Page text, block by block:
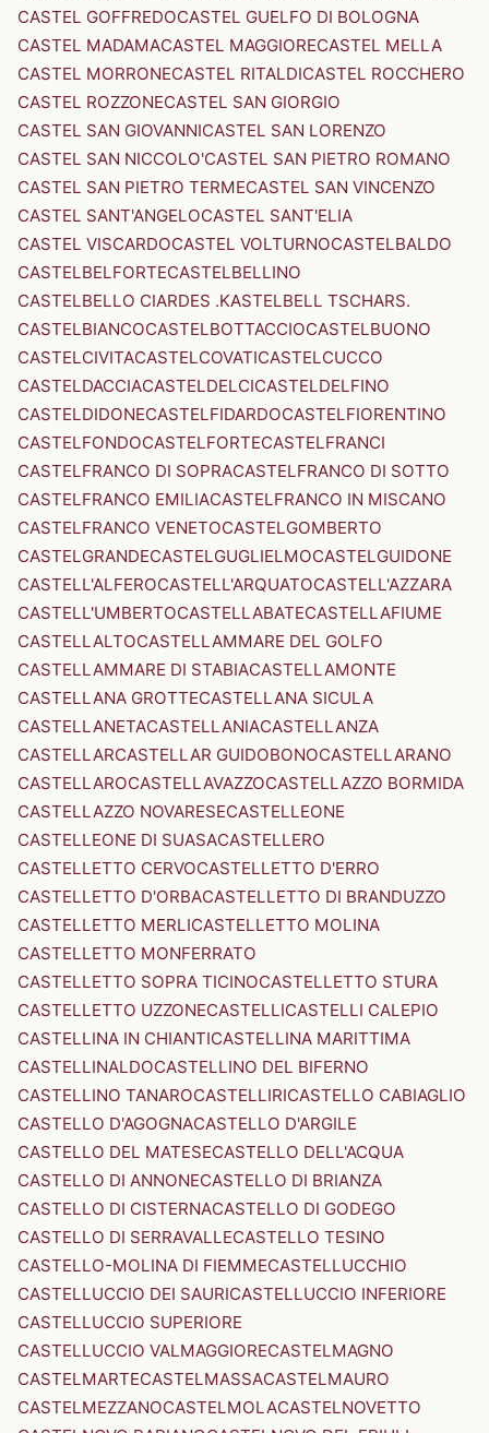
CASTEL GOFFREDOCASTEL GUELFO DI BOLOGNA
CASTEL MADAMACASTEL MAGGIORECASTEL MELLA
CASTEL MORRONECASTEL RITALDICASTEL ROCCHERO
CASTEL ROZZONECASTEL SAN GIORGIO
CASTEL SAN GIOVANNICASTEL SAN LORENZO
CASTEL SAN NICCOLO'CASTEL SAN PIETRO ROMANO
CASTEL SAN PIETRO TERMECASTEL SAN VINCENZO
CASTEL SANT'ANGELOCASTEL SANT'ELIA
CASTEL VISCARDOCASTEL VOLTURNOCASTELBALDO
CASTELBELFORTECASTELBELLINO
CASTELBELLO CIARDES .KASTELBELL TSCHARS.
CASTELBIANCOCASTELBOTTACCIOCASTELBUONO
CASTELCIVITACASTELCOVATICASTELCUCCO
CASTELDACCIACASTELDELCICASTELDELFINO
CASTELDIDONECASTELFIDARDOCASTELFIORENTINO
CASTELFONDOCASTELFORTECASTELFRANCI
CASTELFRANCO DI SOPRACASTELFRANCO DI SOTTO
CASTELFRANCO EMILIACASTELFRANCO IN MISCANO
CASTELFRANCO VENETOCASTELGOMBERTO
CASTELGRANDECASTELGUGLIELMOCASTELGUIDONE
CASTELL'ALFEROCASTELL'ARQUATOCASTELL'AZZARA
CASTELL'UMBERTOCASTELLABATECASTELLAFIUME
CASTELLALTOCASTELLAMMARE DEL GOLFO
CASTELLAMMARE DI STABIACASTELLAMONTE
CASTELLANA GROTTECASTELLANA SICULA
CASTELLANETACASTELLANIACASTELLANZA
CASTELLARCASTELLAR GUIDOBONOCASTELLARANO
CASTELLAROCASTELLAVAZZOCASTELLAZZO BORMIDA
CASTELLAZZO NOVARESECASTELLEONE
CASTELLEONE DI SUASACASTELLERO
CASTELLETTO CERVOCASTELLETTO D'ERRO
CASTELLETTO D'ORBACASTELLETTO DI BRANDUZZO
CASTELLETTO MERLICASTELLETTO MOLINA
CASTELLETTO MONFERRATO
CASTELLETTO SOPRA TICINOCASTELLETTO STURA
CASTELLETTO UZZONECASTELLICASTELLI CALEPIO
CASTELLINA IN CHIANTICASTELLINA MARITTIMA
CASTELLINALDOCASTELLINO DEL BIFERNO
CASTELLINO TANAROCASTELLIRICASTELLO CABIAGLIO
CASTELLO D'AGOGNACASTELLO D'ARGILE
CASTELLO DEL MATESECASTELLO DELL'ACQUA
CASTELLO DI ANNONECASTELLO DI BRIANZA
CASTELLO DI CISTERNACASTELLO DI GODEGO
CASTELLO DI SERRAVALLECASTELLO TESINO
CASTELLO-MOLINA DI FIEMMECASTELLUCCHIO
CASTELLUCCIO DEI SAURICASTELLUCCIO INFERIORE
CASTELLUCCIO SUPERIORE
CASTELLUCCIO VALMAGGIORECASTELMAGNO
CASTELMARTECASTELMASSACASTELMAURO
CASTELMEZZANOCASTELMOLACASTELNOVETTO